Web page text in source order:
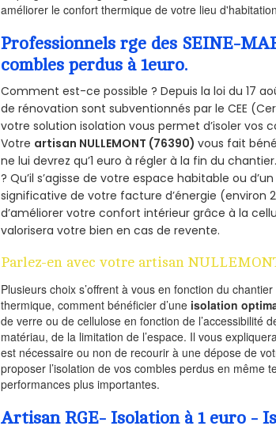
améliorer le confort thermique de votre lieu
Professionnels rge des SEINE-
combles perdus à 1euro.
Comment est-ce possible ? Depuis la loi du 17
de rénovation sont subventionnés par le CEE
votre solution isolation vous permet d’isoler
Votre artisan NULLEMONT (76390)vous fait
ne lui devrez qu’1 euro à régler à la fin du
? Qu’il s’agisse de votre espace habitable ou
significative de votre facture d’énergie (environ
d’améliorer votre confort intérieur grâce à la
valorisera votre bien en cas de revente.
Parlez-en avec votre artisan
Plusieurs choix s’offrent à vous en fonction du
thermique, comment bénéficier d’une isolation
de verre ou de cellulose en fonction de l’accessibilité
matériau, de la limitation de l’espace. Il vous
est nécessaire ou non de recourir à une dépose de
proposer l’isolation de vos combles perdus en même
performances plus importantes.
Artisan RGE- Isolation à 1 euro -